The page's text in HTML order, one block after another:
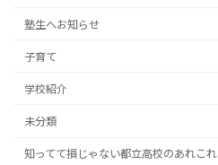
塾生へお知らせ
子育て
学校紹介
未分類
知ってて損じゃない都立高校のあれこれ